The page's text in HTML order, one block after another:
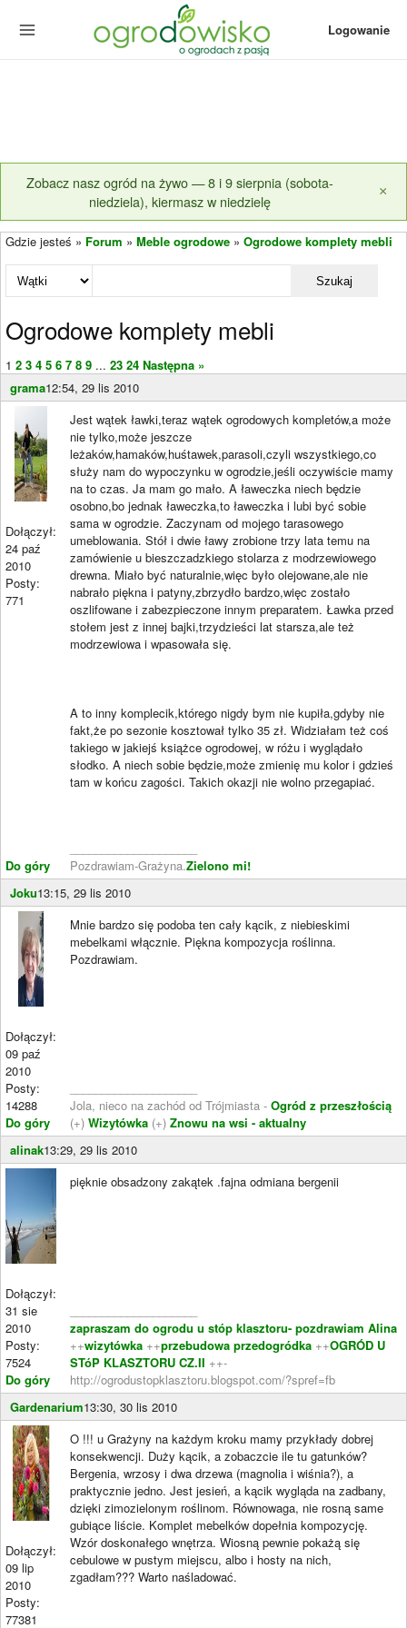
Logowanie
Zobacz nasz ogród na żywo — 8 i 9 sierpnia (sobota-
niedziela), kiermasz w niedzielę
×
Gdzie jesteś » Forum » Meble ogrodowe » Ogrodowe komplety mebli
Szukaj
Ogrodowe komplety mebli
1 2 3 4 5 6 7 8 9 ... 23 24 Następna »
grama12:54, 29 lis 2010
Dołączył:
24 paź
2010
Posty:
771
Do góry
Jest wątek ławki,teraz wątek ogrodowych kompletów,a może
nie tylko,może jeszcze
leżaków,hamaków,huśtawek,parasoli,czyli wszystkiego,co
służy nam do wypoczynku w ogrodzie,jeśli oczywiście mamy
na to czas. Ja mam go mało. A ławeczka niech będzie
osobno,bo jednak ławeczka,to ławeczka i lubi być sobie
sama w ogrodzie. Zaczynam od mojego tarasowego
umeblowania. Stół i dwie ławy zrobione trzy lata temu na
zamówienie u bieszczadzkiego stolarza z modrzewiowego
drewna. Miało być naturalnie,więc było olejowane,ale nie
nabrało piękna i patyny,zbrzydło bardzo,więc zostało
oszlifowane i zabezpieczone innym preparatem. Ławka przed
stołem jest z innej bajki,trzydzieści lat starsza,ale też
modrzewiowa i wpasowała się.
A to inny komplecik,którego nigdy bym nie kupiła,gdyby nie
fakt,że po sezonie kosztował tylko 35 zł. Widziałam też coś
takiego w jakiejś książce ogrodowej, w różu i wyglądało
słodko. A niech sobie będzie,może zmienię mu kolor i gdzieś
tam w końcu zagości. Takich okazji nie wolno przegapiać.
Pozdrawiam-Grażyna.Zielono mi!
Joku13:15, 29 lis 2010
Dołączył:
09 paź
2010
Posty:
14288
Do góry
Mnie bardzo się podoba ten cały kącik, z niebieskimi
mebelkami włącznie. Piękna kompozycja roślinna.
Pozdrawiam.
Jola, nieco na zachód od Trójmiasta - Ogród z przeszłością
(+) Wizytówka (+) Znowu na wsi - aktualny
alinak13:29, 29 lis 2010
Dołączył:
31 sie
2010
Posty:
7524
Do góry
pięknie obsadzony zakątek .fajna odmiana bergenii
zapraszam do ogrodu u stóp klasztoru- pozdrawiam Alina
++wizytówka ++przebudowa przedogródka ++OGRÓD U
STóP KLASZTORU CZ.II ++-
http://ogrodustopklasztoru.blogspot.com/?spref=fb
Gardenarium13:30, 30 lis 2010
Dołączył:
09 lip
2010
Posty:
77381
O !!! u Grażyny na każdym kroku mamy przykłady dobrej
konsekwencji. Duży kącik, a zobaczcie ile tu gatunków?
Bergenia, wrzosy i dwa drzewa (magnolia i wiśnia?), a
praktycznie jedno. Jest jesień, a kącik wygląda na zadbany,
dzięki zimozielonym roślinom. Równowaga, nie rosną same
gubiące liście. Komplet mebelków dopełnia kompozycję.
Wzór doskonałego wnętrza. Wiosną pewnie pokażą się
cebulowe w pustym miejscu, albo i hosty na nich,
zgadłam??? Warto naśladować.